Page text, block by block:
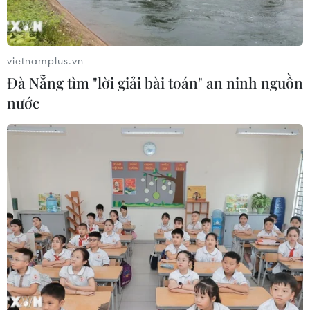
Xem thêm
CƠ QUAN CHỦ QUẢN: THÔNG TẤN XÃ VIỆT NAM
Tổng Biên tập: TRẦN TIẾN DUẨN
Phó Tổng Biên tập: NGUYỄN THỊ TÁM, KHÚC THANH
THỦY
Sở hữu trí tuệ
Quy định sử dụng
RSS
Hỗ trợ
vietnamplus.vn
Đà Nẵng tìm "lời giải bài toán" an ninh nguồn
nước